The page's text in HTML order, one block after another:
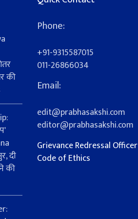
की
दी
की
Phone:
+91-9315587015
011-26866034
Email:
edit@prabhasakshi.com
editor@prabhasakshi.com
Grievance Redressal Officer
Code of Ethics